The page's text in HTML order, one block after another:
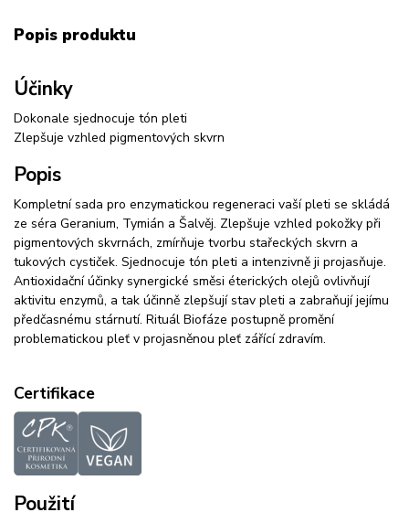
Popis produktu
Účinky
Dokonale sjednocuje tón pleti
Zlepšuje vzhled pigmentových skvrn
Popis
Kompletní sada pro enzymatickou regeneraci vaší pleti se skládá
ze séra Geranium, Tymián a Šalvěj. Zlepšuje vzhled pokožky při
pigmentových skvrnách, zmírňuje tvorbu stařeckých skvrn a
tukových cystiček. Sjednocuje tón pleti a intenzivně ji projasňuje.
Antioxidační účinky synergické směsi éterických olejů ovlivňují
aktivitu enzymů, a tak účinně zlepšují stav pleti a zabraňují jejímu
předčasnému stárnutí. Rituál Biofáze postupně promění
problematickou pleť v projasněnou pleť zářící zdravím.
Certifikace
Použití